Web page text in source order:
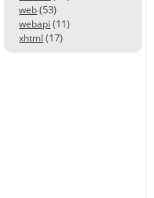
web (53)
webapi (11)
xhtml (17)